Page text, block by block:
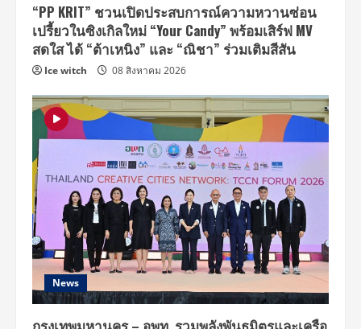
“PP KRIT” ชวนเปิดประสบการณ์ความหวานซ่อน
เปรี้ยวในซิงเกิลใหม่ “Your Candy” พร้อมเสิร์ฟ MV
สดใส ได้ “ต้าเหนิง” และ “ณิชา” ร่วมเติมสีสัน
Ice witch 08 สิงหาคม 2026
News